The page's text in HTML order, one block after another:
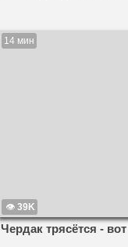
14 мин
39K
Чердак трясётся -